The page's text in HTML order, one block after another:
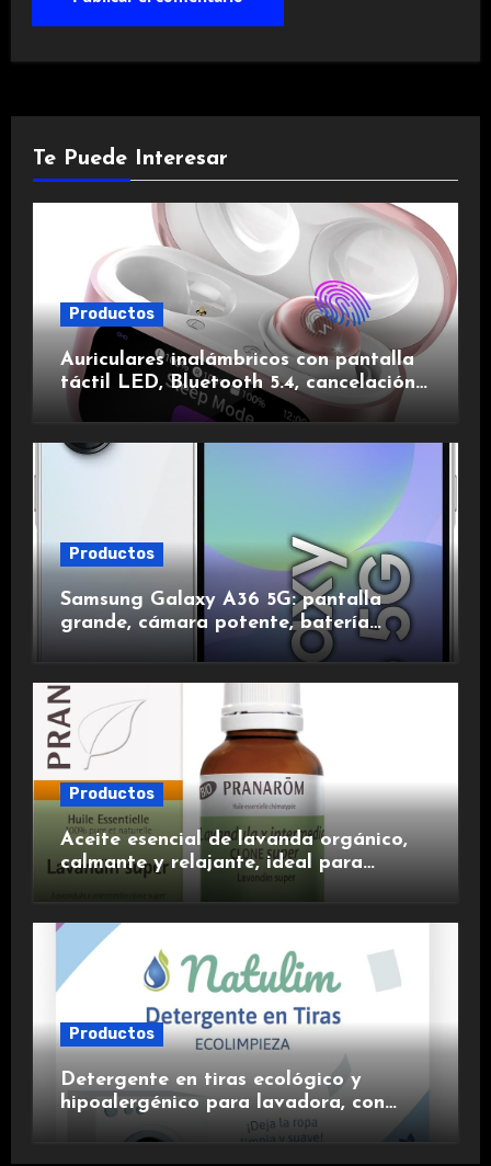
Te Puede Interesar
Productos
Auriculares inalámbricos con pantalla
táctil LED, Bluetooth 5.4, cancelación
de ruido, impermeables y de larga
duración.
Productos
Samsung Galaxy A36 5G: pantalla
grande, cámara potente, batería
duradera y carga rápida para una
experiencia premium.
Productos
Aceite esencial de lavanda orgánico,
calmante y relajante, ideal para
Productos
Detergente en tiras ecológico y
hipoalergénico para lavadora, con
suavizante incluido y fragancia de